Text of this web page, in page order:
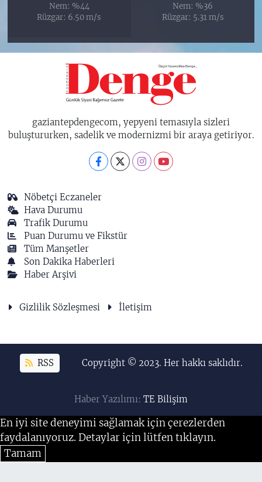
Nem: %44
Rüzgar: 6.50 m/s
Nem: %36
Rüzgar: 5.31 m/s
gaziantepdengecom, yepyeni temasıyla sizleri
buluştururken, sadelik ve modernizmi bir araya getiriyor.
Nöbetçi Eczaneler
Hava Durumu
Trafik Durumu
Puan Durumu ve Fikstür
Tüm Manşetler
Son Dakika Haberleri
Haber Arşivi
Gizlilik Sözleşmesi İletişim
RSS Copyright © 2023. Her hakkı saklıdır.
Haber Yazılımı: TE Bilişim
En iyi site deneyimi sağlamak için çerezlerden
faydalanıyoruz. Detaylar için lütfen tıklayın.
Tamam